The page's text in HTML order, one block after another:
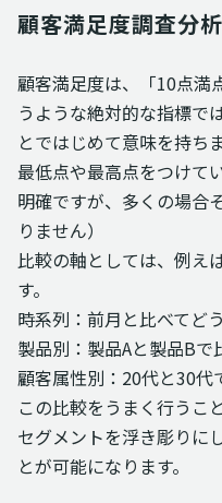
顧客満足度調査分
顧客満足度は、「10点満
うような絶対的な指標で
とではじめて意味を持ち
最低点や最高点をつけて
明確ですが、多くの場合
りません）
比較の軸としては、例え
す。
時系列：前月と比べてど
製品別：製品Aと製品Bで
顧客属性別：20代と30代
この比較をうまく行うこ
セグメントを浮き彫りに
とが可能になります。